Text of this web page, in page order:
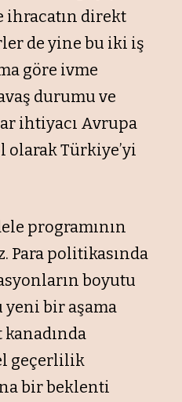
ihracatın direkt
de yine bu iki iş
göre ivme
durumu ve
ihtiyacı Avrupa
olarak Türkiye’yi
programının
Para politikasında
boyutu
yeni bir aşama
geçerlilik
bir beklenti